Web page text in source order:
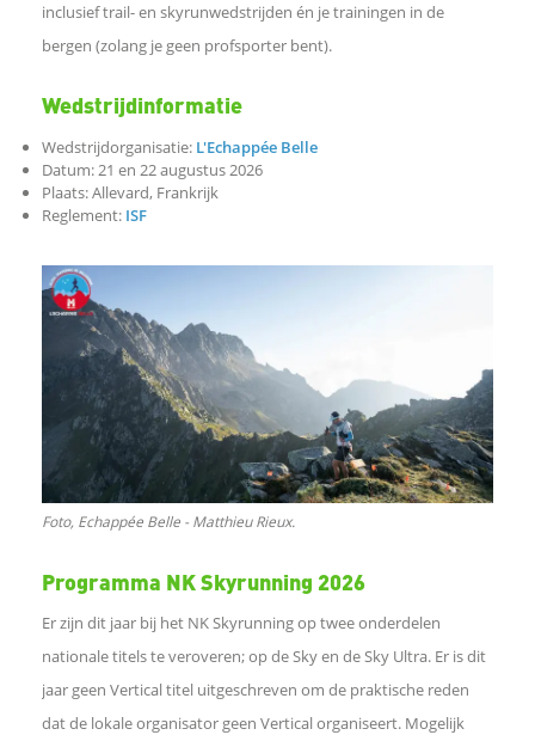
o
k
D
e
l
e
n
o
L
inclusief trail- en skyrunwedstrijden én je trainingen in de
bergen (zolang je geen profsporter bent).
Wedstrijdinformatie
Wedstrijdorganisatie: L'Echappée Belle
Datum: 21 en 22 augustus 2026
Plaats: Allevard, Frankrijk
Reglement: ISF
Foto, Echappée Belle - Matthieu Rieux.
Programma NK Skyrunning 2026
Er zijn dit jaar bij het NK Skyrunning op twee onderdelen
nationale titels te veroveren; op de Sky en de Sky Ultra. Er is dit
jaar geen Vertical titel uitgeschreven om de praktische reden
dat de lokale organisator geen Vertical organiseert. Mogelijk